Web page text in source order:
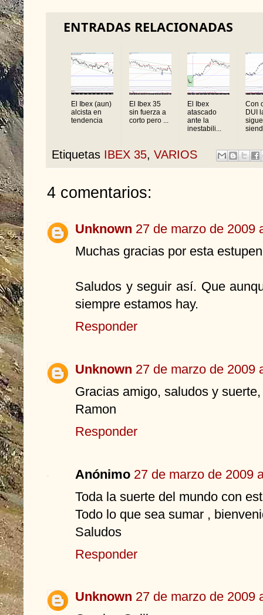
ENTRADAS RELACIONADAS
El Ibex (aun)
alcista en
tendencia
El Ibex 35
sin fuerza a
corto pero ...
El Ibex
atascado
ante la
inestabili...
Con
DUI
sigue
Etiquetas IBEX 35, VARIOS
4 comentarios:
Unknown 27 de marzo de 2009
Muchas gracias por esta
Saludos y seguir así. Que
siempre estamos hay.
Responder
Unknown 27 de marzo de 2009
Gracias amigo, saludos y suerte,
Ramon
Responder
Anónimo 27 de marzo de 2009
Toda la suerte del mundo con
Todo lo que sea sumar ,
Saludos
Responder
Unknown 27 de marzo de 2009